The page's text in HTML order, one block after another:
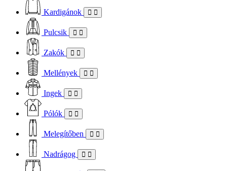
Kardigánok
Pulcsik
Zakók
Mellények
Ingek
Pólók
Melegítőben
Nadrágog